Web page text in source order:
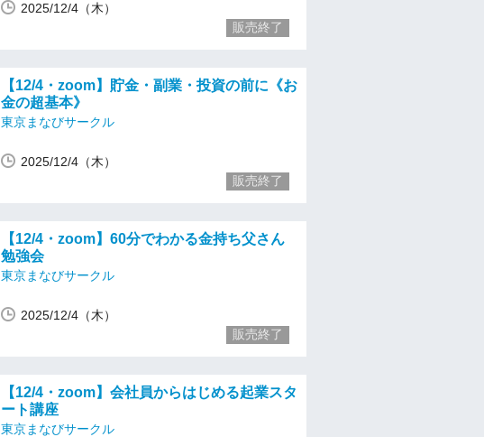
2025/12/4（木）
販売終了
【12/4・zoom】貯金・副業・投資の前に《お
金の超基本》
東京まなびサークル
2025/12/4（木）
販売終了
【12/4・zoom】60分でわかる金持ち父さん
勉強会
東京まなびサークル
2025/12/4（木）
販売終了
【12/4・zoom】会社員からはじめる起業スタ
ート講座
東京まなびサークル